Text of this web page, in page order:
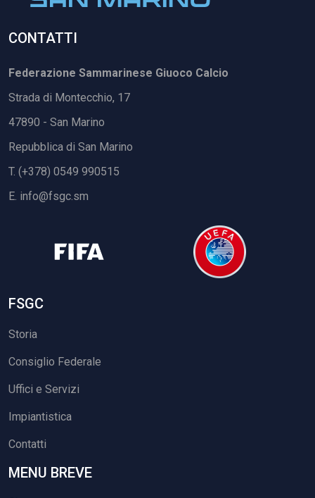
CONTATTI
Federazione Sammarinese Giuoco Calcio
Strada di Montecchio, 17
47890 - San Marino
Repubblica di San Marino
T. (+378) 0549 990515
E. info@fsgc.sm
FSGC
Storia
Consiglio Federale
Uffici e Servizi
Impiantistica
Contatti
MENU BREVE